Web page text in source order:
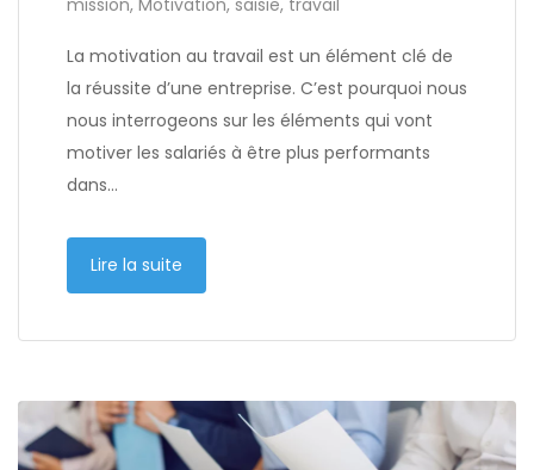
La motivation au travail est un élément clé de
la réussite d’une entreprise. C’est pourquoi nous
nous interrogeons sur les éléments qui vont
motiver les salariés à être plus performants
dans…
Lire la suite